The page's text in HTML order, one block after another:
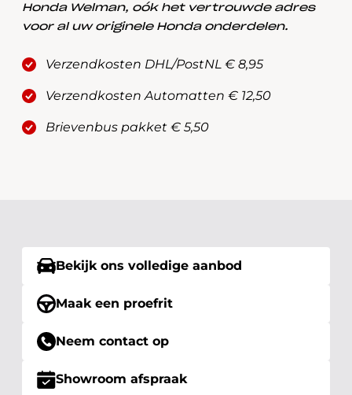
Honda Welman, oók het vertrouwde adres
voor al uw originele Honda onderdelen.
Verzendkosten DHL/PostNL € 8,95
Verzendkosten Automatten € 12,50
Brievenbus pakket € 5,50
Bekijk ons volledige aanbod
Maak een proefrit
Neem contact op
Showroom afspraak